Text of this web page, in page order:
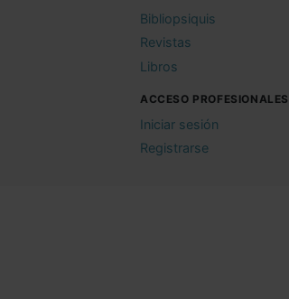
Bibliopsiquis
Revistas
Libros
ACCESO PROFESIONALES
Iniciar sesión
Registrarse